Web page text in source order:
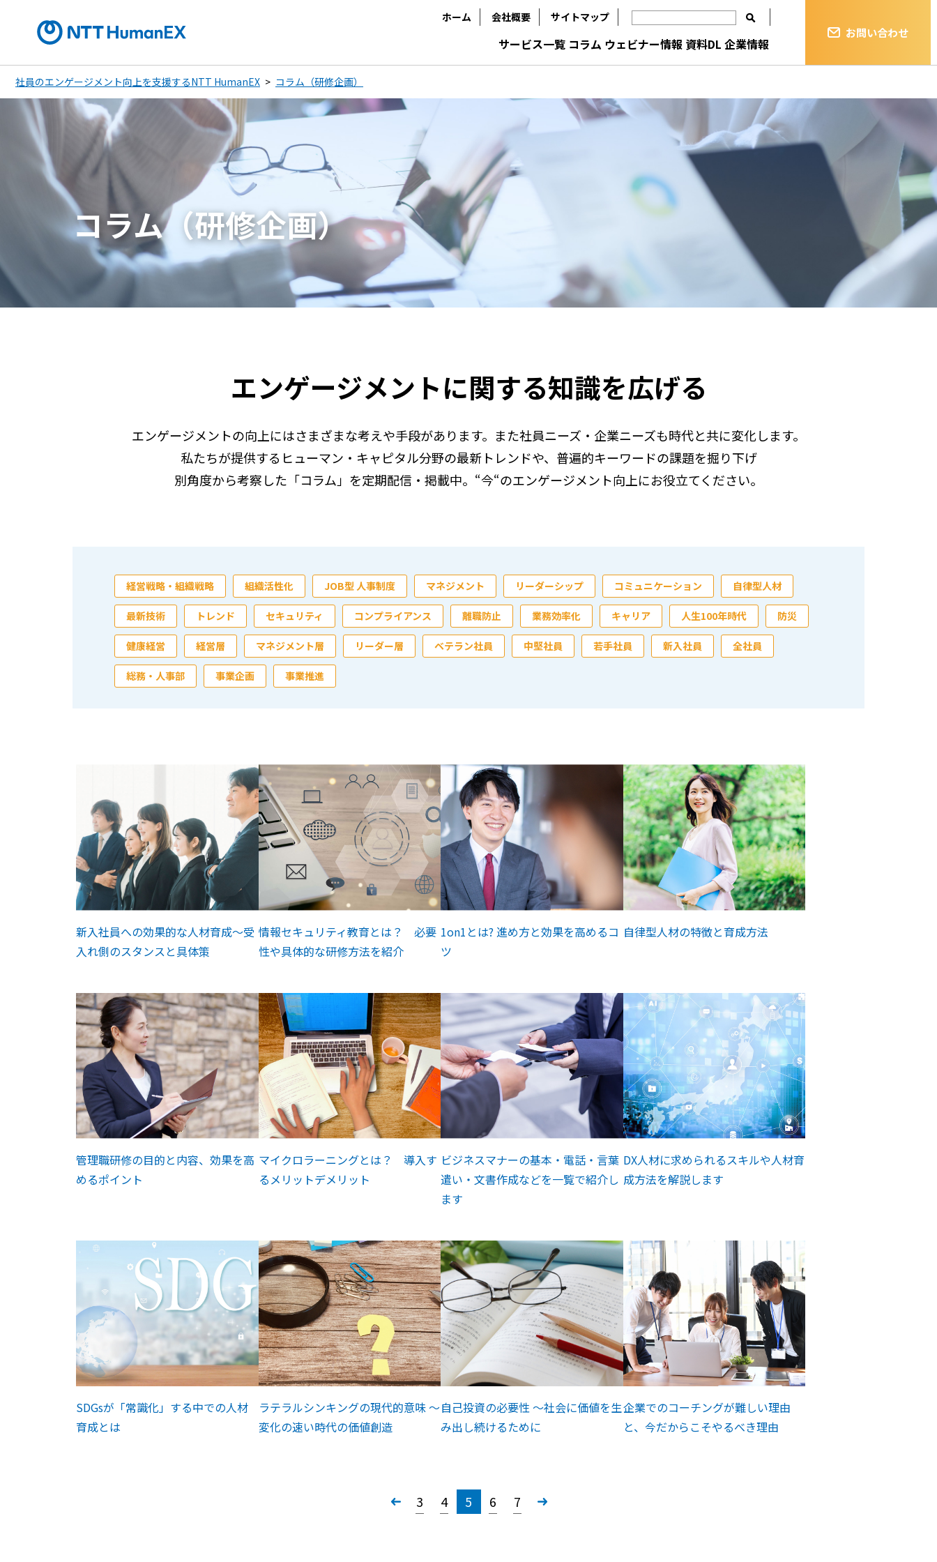
ホーム 会社概要 サイトマップ
サービス一覧 コラム ウェビナー情報 資料DL 企業情報
お問い合わせ
社員のエンゲージメント向上を支援するNTT HumanEX コラム（研修企画）
コラム（研修企画）
エンゲージメントに関する知識を広げる
エンゲージメントの向上にはさまざまな考えや手段があります。また社員ニーズ・企業ニーズも時代と共に変化します。
私たちが提供するヒューマン・キャピタル分野の最新トレンドや、普遍的キーワードの課題を掘り下げ
別角度から考察した「コラム」を定期配信・掲載中。“今“のエンゲージメント向上にお役立てください。
経営戦略・組織戦略 組織活性化 JOB型 人事制度 マネジメント リーダーシップ コミュニケーション 自律型人材
最新技術 トレンド セキュリティ コンプライアンス 離職防止 業務効率化 キャリア 人生100年時代 防災
健康経営 経営層 マネジメント層 リーダー層 ベテラン社員 中堅社員 若手社員 新入社員 全社員
総務・人事部 事業企画 事業推進
新入社員への効果的な人材育成～受
入れ側のスタンスと具体策
情報セキュリティ教育とは？ 必要
性や具体的な研修方法を紹介
1on1とは? 進め方と効果を高めるコ
ツ
自律型人材の特徴と育成方法
管理職研修の目的と内容、効果を高
めるポイント
マイクロラーニングとは？ 導入す
るメリットデメリット
ビジネスマナーの基本・電話・言葉
遣い・文書作成などを一覧で紹介し
ます
DX人材に求められるスキルや人材育
成方法を解説します
SDGsが「常識化」する中での人材
育成とは
ラテラルシンキングの現代的意味 ～
変化の速い時代の価値創造
自己投資の必要性 ～社会に価値を生
み出し続けるために
企業でのコーチングが難しい理由
と、今だからこそやるべき理由
« 3 4 5 6 7 »